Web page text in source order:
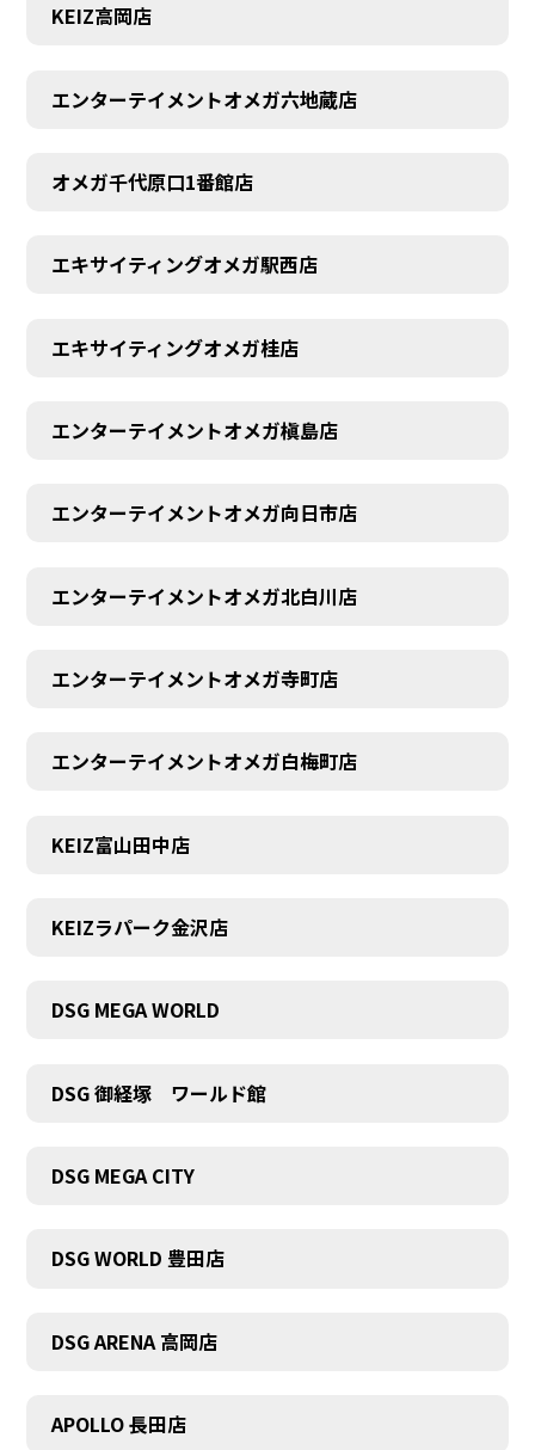
KEIZ高岡店
エンターテイメントオメガ六地蔵店
オメガ千代原口1番館店
エキサイティングオメガ駅西店
エキサイティングオメガ桂店
エンターテイメントオメガ槇島店
エンターテイメントオメガ向日市店
エンターテイメントオメガ北白川店
エンターテイメントオメガ寺町店
エンターテイメントオメガ白梅町店
KEIZ富山田中店
KEIZラパーク金沢店
DSG MEGA WORLD
DSG 御経塚 ワールド館
DSG MEGA CITY
DSG WORLD 豊田店
DSG ARENA 高岡店
APOLLO 長田店